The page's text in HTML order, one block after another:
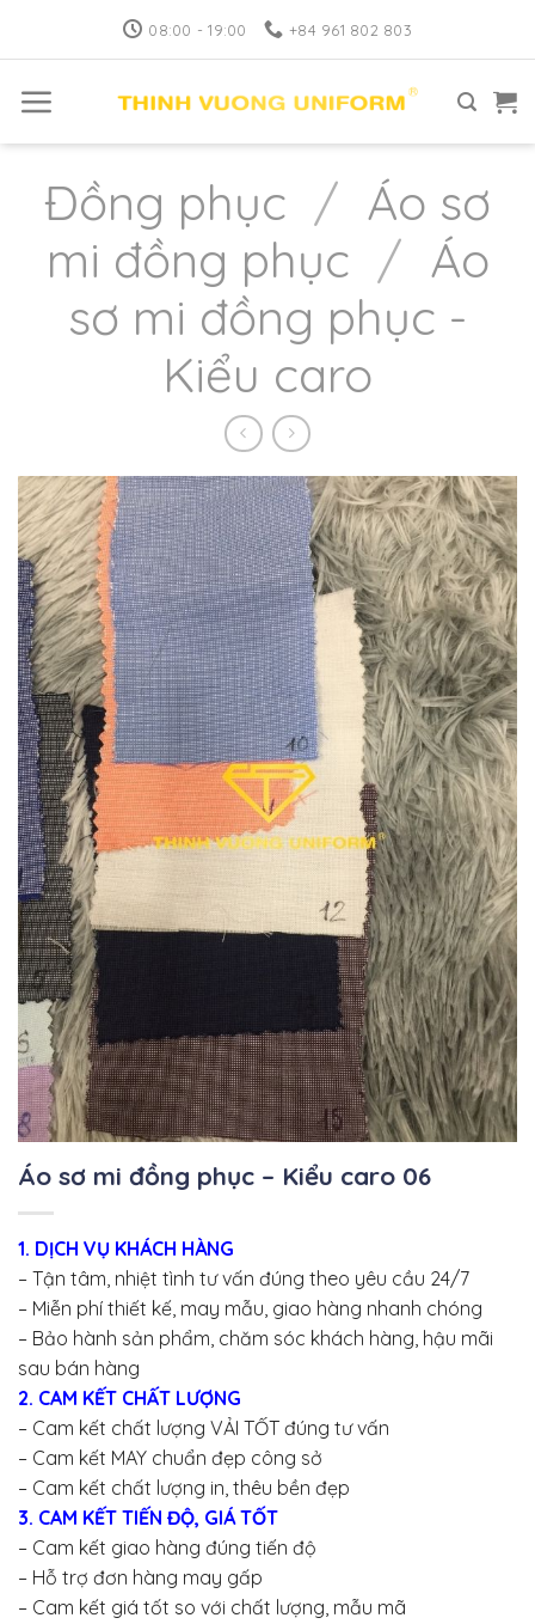
08:00 - 19:00 +84 961 802 803
Đồng phục / Áo sơ
mi đồng phục / Áo
sơ mi đồng phục -
Kiểu caro
Áo sơ mi đồng phục – Kiểu caro 06
1. DỊCH VỤ KHÁCH HÀNG
– Tận tâm, nhiệt tình tư vấn đúng theo yêu cầu 24/7
– Miễn phí thiết kế, may mẫu, giao hàng nhanh chóng
– Bảo hành sản phẩm, chăm sóc khách hàng, hậu mãi
sau bán hàng
2. CAM KẾT CHẤT LƯỢNG
– Cam kết chất lượng VẢI TỐT đúng tư vấn
– Cam kết MAY chuẩn đẹp công sở
– Cam kết chất lượng in, thêu bền đẹp
3. CAM KẾT TIẾN ĐỘ, GIÁ TỐT
– Cam kết giao hàng đúng tiến độ
– Hỗ trợ đơn hàng may gấp
– Cam kết giá tốt so với chất lượng, mẫu mã